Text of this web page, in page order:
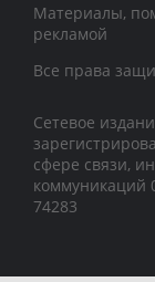
Материалы,
рекламой
Все права
Сетевое
сфере связи,
коммуникаций
74283